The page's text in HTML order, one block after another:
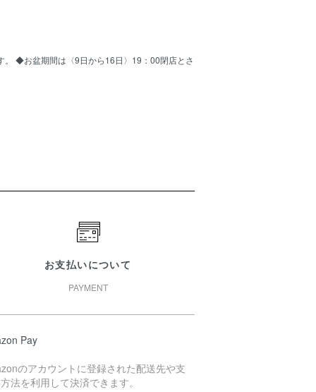
。 ◆お盆期間は〈9日から16日〉19：00閉店とさ
お支払いについて
PAYMENT
Pay
のアカウントに登録された配送先や支
法を利用して決済できます。